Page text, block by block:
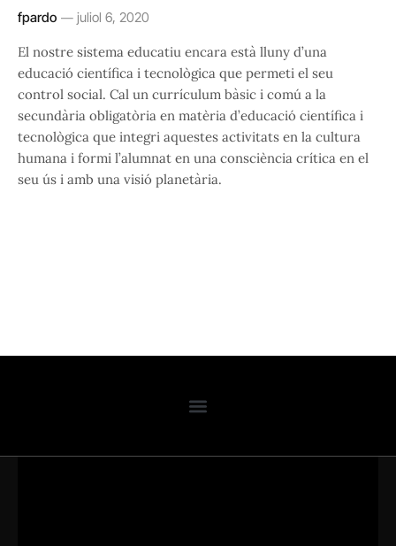
fpardo juliol 6, 2020
El nostre sistema educatiu encara està lluny d’una
educació científica i tecnològica que permeti el seu
control social. Cal un currículum bàsic i comú a la
secundària obligatòria en matèria d’educació científica i
tecnològica que integri aquestes activitats en la cultura
humana i formi l’alumnat en una consciència crítica en el
seu ús i amb una visió planetària.